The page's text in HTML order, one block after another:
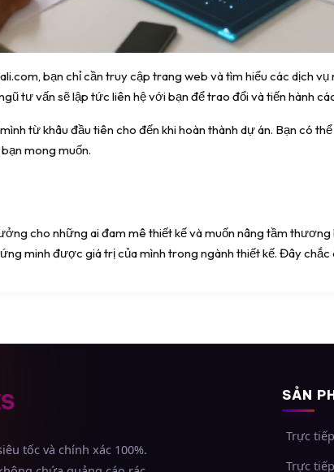
bạn chỉ cần truy cập trang web và tìm hiểu các dịch
tư vấn sẽ lập tức liên hệ với bạn để trao đổi và tiến hành
từ khâu đầu tiên cho đến khi hoàn thành dự án. Bạn có
mong muốn.
cho những ai đam mê thiết kế và muốn nâng tầm
minh được giá trị của mình trong ngành thiết kế. Đây chắc
tốc và chính xác 100%.
SẢN
Trực
Trực